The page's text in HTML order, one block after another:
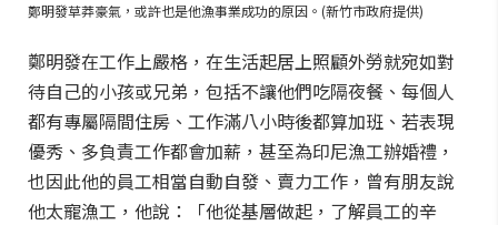
鄭明發草莽豪氣，或許也是他漁事業成功的原因。(新竹市政府提供)
鄭明發在工作上嚴格，在生活起居上照顧外勞就宛如對
待自己的小孩或兄弟，包括不讓他們吃隔夜餐、每個人
都有專屬隔間住房、工作滿八小時後都算加班、若表現
優秀、多負責工作都會加薪，甚至為印尼漁工辦婚禮，
也因此他的員工相當自動自發、賣力工作，曾有朋友說
他太寵漁工，他說：「他從基層做起，了解員工的辛